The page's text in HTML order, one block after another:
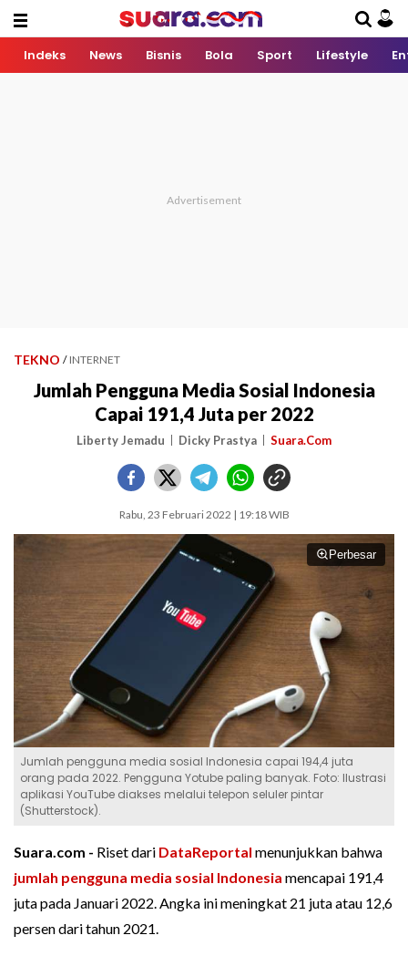
Indeks News Bisnis Bola Sport Lifestyle
TEKNO / INTERNET
Jumlah Pengguna Media Sosial Indonesia
Capai 191,4 Juta per 2022
Liberty Jemadu Dicky Prastya Suara.Com
Rabu, 23 Februari 2022 | 19:18 WIB
Perbesar
Jumlah pengguna media sosial Indonesia capai 194,4 juta
orang pada 2022. Pengguna Yotube paling banyak. Foto: Ilustrasi
aplikasi YouTube diakses melalui telepon seluler pintar
(Shutterstock).
Suara.com - Riset dari DataReportal menunjukkan bahwa
jumlah pengguna media sosial Indonesia mencapai 191,4
juta pada Januari 2022. Angka ini meningkat 21 juta atau 12,6
persen dari tahun 2021.